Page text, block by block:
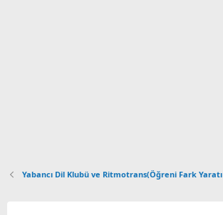
Yabancı Dil Klubü ve Ritmotrans(Öğreni Fark Yaratı